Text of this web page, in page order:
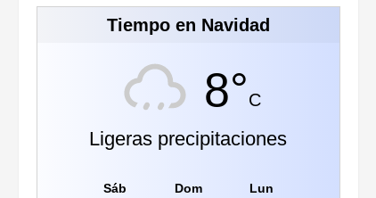
Tiempo en Navidad
8°C
Ligeras precipitaciones
Sáb Dom Lun